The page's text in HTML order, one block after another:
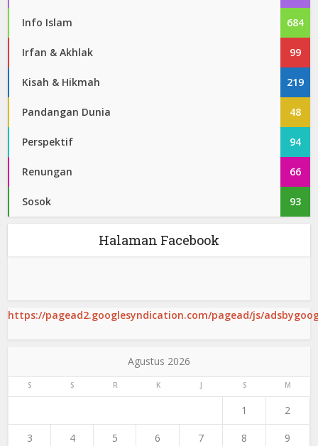
Info Islam 684
Irfan & Akhlak 99
Kisah & Hikmah 219
Pandangan Dunia 48
Perspektif 94
Renungan 66
Sosok 93
Halaman Facebook
https://pagead2.googlesyndication.com/pagead/js/
Agustus 2026
S S R K J S M
1 2
3 4 5 6 7 8 9